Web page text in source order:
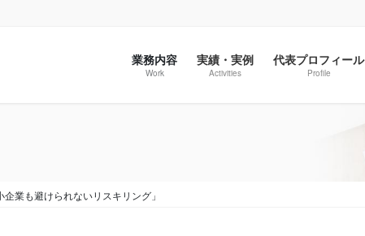
業務内容
Work
実績・実例
Activities
代表プロフィール
Profile
業も避けられないリスキリング」